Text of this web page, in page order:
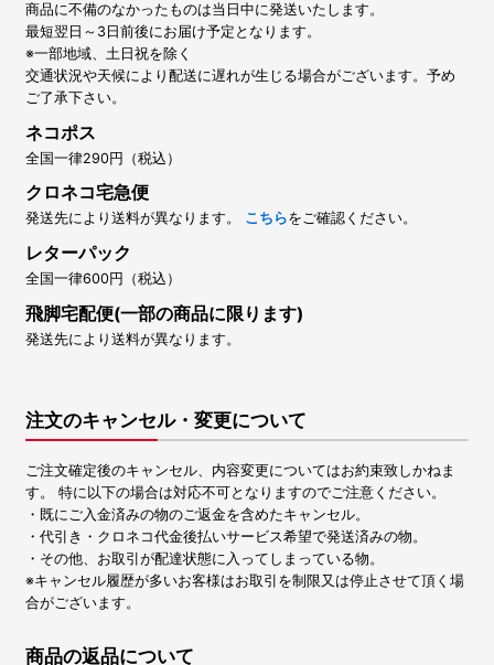
商品に不備のなかったものは当日中に発送いたします。
最短翌日～3日前後にお届け予定となります。
※一部地域、土日祝を除く
交通状況や天候により配送に遅れが生じる場合がございます。予め
ご了承下さい。
ネコポス
全国一律290円（税込）
クロネコ宅急便
発送先により送料が異なります。 こちらをご確認ください。
レターパック
全国一律600円（税込）
飛脚宅配便(一部の商品に限ります)
発送先により送料が異なります。
注文のキャンセル・変更について
ご注文確定後のキャンセル、内容変更についてはお約束致しかねま
す。 特に以下の場合は対応不可となりますのでご注意ください。
・既にご入金済みの物のご返金を含めたキャンセル。
・代引き・クロネコ代金後払いサービス希望で発送済みの物。
・その他、お取引が配達状態に入ってしまっている物。
※キャンセル履歴が多いお客様はお取引を制限又は停止させて頂く場
合がございます。
商品の返品について